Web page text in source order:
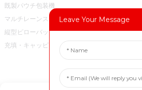
既製パウチ包装機
マルチレーンスティックバッグパッキングマシン
縦型ピローバッグ包装機
充填・キャッピング機
Leave Your Message